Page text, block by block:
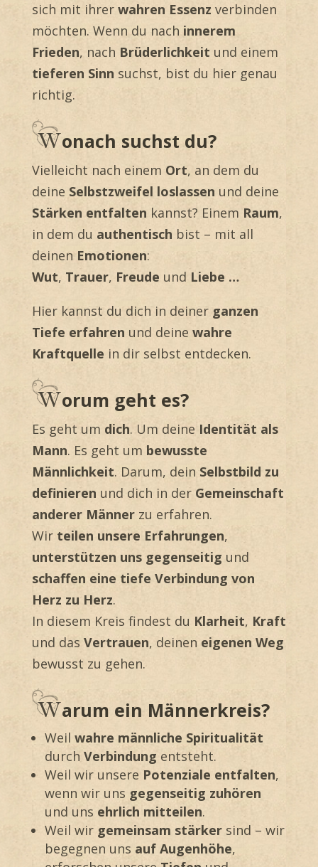
sich mit ihrer wahren Essenz verbinden
möchten. Wenn du nach innerem
Frieden, nach Brüderlichkeit und einem
tieferen Sinn suchst, bist du hier genau
richtig.
onach suchst du?
Vielleicht nach einem Ort, an dem du
deine Selbstzweifel loslassen und deine
Stärken entfalten kannst? Einem Raum,
in dem du authentisch bist – mit all
deinen Emotionen:
Wut, Trauer, Freude und Liebe …
Hier kannst du dich in deiner ganzen
Tiefe erfahren und deine wahre
Kraftquelle in dir selbst entdecken.
orum geht es?
Es geht um dich. Um deine Identität als
Mann. Es geht um bewusste
Männlichkeit. Darum, dein Selbstbild zu
definieren und dich in der Gemeinschaft
anderer Männerzu erfahren.
Wir teilen unsere Erfahrungen,
unterstützen uns gegenseitig und
schaffen eine tiefe Verbindung von
Herz zu Herz.
In diesem Kreis findest du Klarheit, Kraft
und das Vertrauen, deinen eigenen Weg
bewusst zu gehen.
arum ein Männerkreis?
Weil wahre männliche Spiritualität
durch Verbindung entsteht.
Weil wir unsere Potenziale entfalten,
wenn wir uns gegenseitig zuhören
und uns ehrlich mitteilen.
Weil wir gemeinsam stärkersind – wir
begegnen uns auf Augenhöhe,